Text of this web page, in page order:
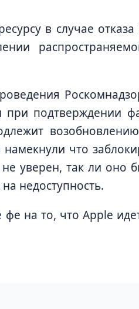
в случае отказа
при подтверждении
что
уверен, так ли оно
недоступность.
фе на то, что Apple